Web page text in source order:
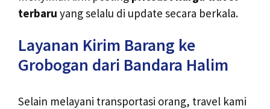
terbaru yang selalu di update secara berkala.
Layanan Kirim Barang ke
Grobogan dari Bandara Halim
Selain melayani transportasi orang, travel kami